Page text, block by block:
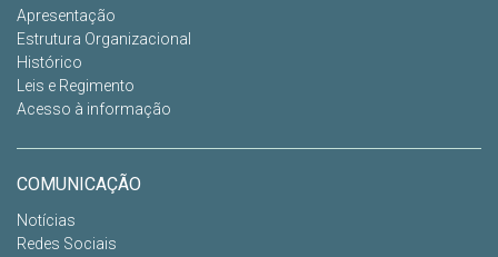
Apresentação
Estrutura Organizacional
Histórico
Leis e Regimento
Acesso à informação
COMUNICAÇÃO
Notícias
Redes Sociais